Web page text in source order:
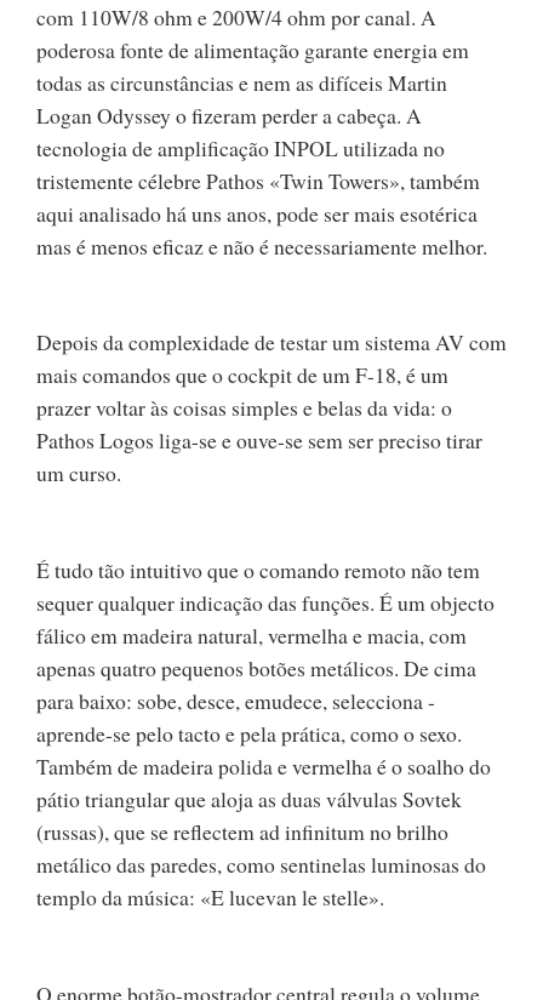
com 110W/8 ohm e 200W/4 ohm por canal. A
poderosa fonte de alimentação garante energia em
todas as circunstâncias e nem as difíceis Martin
Logan Odyssey o fizeram perder a cabeça. A
tecnologia de amplificação INPOL utilizada no
tristemente célebre Pathos «Twin Towers», também
aqui analisado há uns anos, pode ser mais esotérica
mas é menos eficaz e não é necessariamente melhor.
Depois da complexidade de testar um sistema AV com
mais comandos que o cockpit de um F-18, é um
prazer voltar às coisas simples e belas da vida: o
Pathos Logos liga-se e ouve-se sem ser preciso tirar
um curso.
É tudo tão intuitivo que o comando remoto não tem
sequer qualquer indicação das funções. É um objecto
fálico em madeira natural, vermelha e macia, com
apenas quatro pequenos botões metálicos. De cima
para baixo: sobe, desce, emudece, selecciona -
aprende-se pelo tacto e pela prática, como o sexo.
Também de madeira polida e vermelha é o soalho do
pátio triangular que aloja as duas válvulas Sovtek
(russas), que se reflectem ad infinitum no brilho
metálico das paredes, como sentinelas luminosas do
templo da música: «E lucevan le stelle».
O enorme botão-mostrador central regula o volume